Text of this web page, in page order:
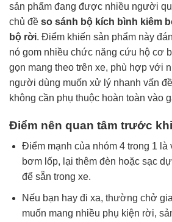
sản phẩm đang được nhiều người
chủ đề so sánh bộ kích bình kiêm
bộ rời. Điểm khiến sản phẩm này
nó gom nhiều chức năng cứu hộ cơ
gọn mang theo trên xe, phù hợp với
người dùng muốn xử lý nhanh vấn
không cần phụ thuộc hoàn toàn vào
Điểm nên quan tâm trước
Điểm mạnh của nhóm 4 trong 1
bơm lốp, lại thêm đèn hoặc sạc
để sẵn trong xe.
Nếu bạn hay đi xa, thường chở
muốn mang nhiều phụ kiện rời,